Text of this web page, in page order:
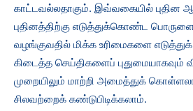
காட்டவல்லதாகும். இவ்வகையில் புதின
புதினத்திற்கு எடுத்துக்கொண்ட
வழங்குவதில் மிக்க உரிமைகளை
கிடைத்த செய்திகளைப் புதுமையாகவும்
முறையிலும் மாற்றி அமைத்துக்
சிலவற்றைக் கண்டுபிடிக்கலாம்.